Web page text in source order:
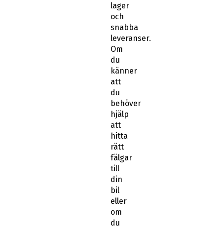
lager
och
snabba
leveranser.
Om
du
känner
att
du
behöver
hjälp
att
hitta
rätt
fälgar
till
din
bil
eller
om
du